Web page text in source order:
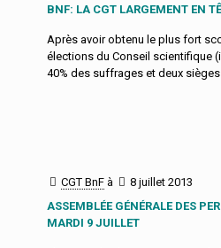
BNF: LA CGT LARGEMENT EN
Après avoir obtenu le plus fort
élections du Conseil scientifique
40% des suffrages et deux
CGT BnF à
8 juillet 2013
ASSEMBLÉE GÉNÉRALE DES
MARDI 9 JUILLET